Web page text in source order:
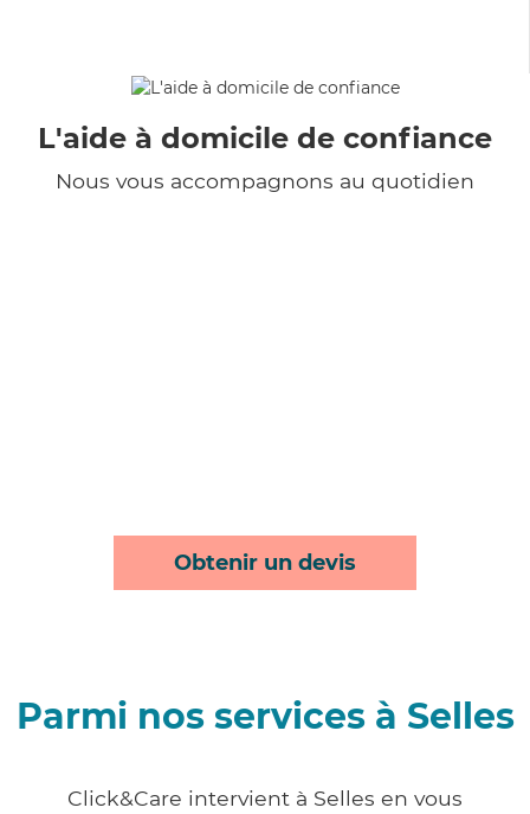
L'aide à domicile de confiance
Nous vous accompagnons au quotidien
Obtenir un devis
Parmi nos services à Selles
Click&Care intervient à Selles en vous